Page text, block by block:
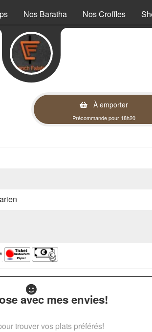
Nos Baratha Nos Croffles
À emporter
Précommande pour 18h20
avec mes envies!
trouver vos plats préférés!